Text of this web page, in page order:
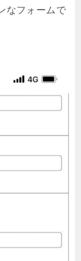
なフォームで